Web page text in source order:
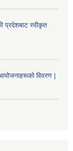
प्रदेशबाट स्वीकृत
विवरण |